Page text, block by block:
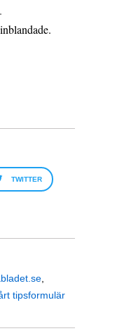
TWITTER
tipsformulär